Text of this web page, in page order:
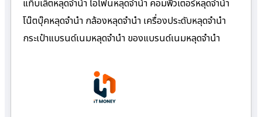
แท็บเล็ตหลุดจำนำ ไอโฟนหลุดจำนำ คอมพิวเตอร์หลุดจำนำ
โน๊ตบุ๊คหลุดจำนำ กล้องหลุดจำนำ เครื่องประดับหลุดจำนำ
กระเป๋าแบรนด์เนมหลุดจำนำ ของแบรนด์เนมหลุดจำนำ